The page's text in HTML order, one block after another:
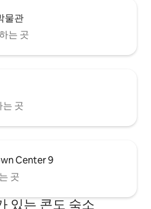
물관
는 곳
는 곳
Center 9
곳
있는 콘도 숙소